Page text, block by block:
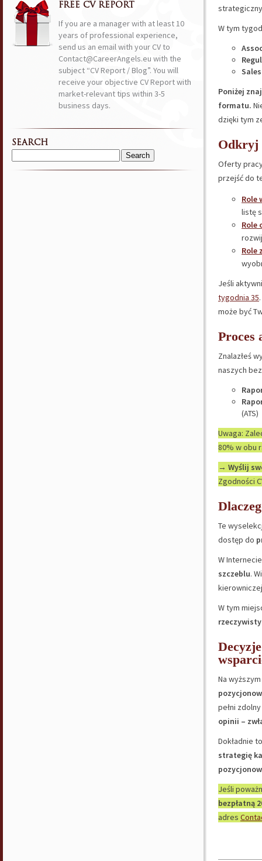
W tym
Poniżej
formatu.
dzięki tym
Odkryj
Oferty
przejść do
Role
listę
Role
Role
Jeśli
tygodnia 35
może być
Proces
Znalazłeś
naszych
(ATS)
Uwaga:
80% w obu
→ Wyślij
Zgodności
Te
dostęp do
W
szczeblu.
W tym
Na
pełni
opinii –
Dokładnie
strategię
Jeśli
bezpłatną
adres
FREE CV REPORT
If you are a manager with at least 10
years of professional experience,
send us an email with your CV to
Contact@CareerAngels.eu with the
subject “CV Report / Blog”. You will
receive your objective CV Report with
market-relevant tips within 3-5
business days.
SEARCH
Search
for: